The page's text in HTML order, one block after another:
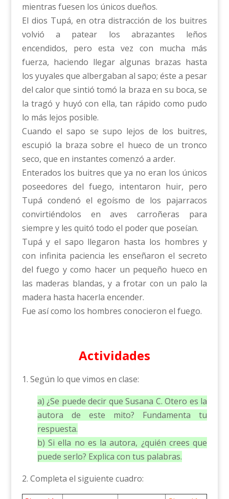
mientras fuesen los únicos dueños.
El dios Tupá, en otra distracción de los buitres
volvió a patear los abrazantes leños
encendidos, pero esta vez con mucha más
fuerza, haciendo llegar algunas brazas hasta
los yuyales que albergaban al sapo; éste a pesar
del calor que sintió tomó la braza en su boca, se
la tragó y huyó con ella, tan rápido como pudo
lo más lejos posible.
Cuando el sapo se supo lejos de los buitres,
escupió la braza sobre el hueco de un tronco
seco, que en instantes comenzó a arder.
Enterados los buitres que ya no eran los únicos
poseedores del fuego, intentaron huir, pero
Tupá condenó el egoísmo de los pajarracos
convirtiéndolos en aves carroñeras para
siempre y les quitó todo el poder que poseían.
Tupá y el sapo llegaron hasta los hombres y
con infinita paciencia les enseñaron el secreto
del fuego y como hacer un pequeño hueco en
las maderas blandas, y a frotar con un palo la
madera hasta hacerla encender.
Fue así como los hombres conocieron el fuego.
Actividades
1. Según lo que vimos en clase:
a) ¿Se puede decir que Susana C. Otero es la
autora de este mito? Fundamenta tu
respuesta.
b) Si ella no es la autora, ¿quién crees que
puede serlo? Explica con tus palabras.
2. Completa el siguiente cuadro: